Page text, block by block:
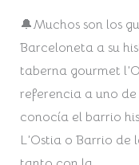
🔔Muchos son los
Barceloneta a su
taberna gourmet
referencia a uno de
conocía el barrio
L’Ostia o Barrio de